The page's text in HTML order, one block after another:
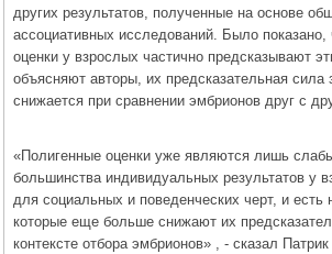
других результатов, полученные на основе
ассоциативных исследований. Было показано,
оценки у взрослых частично предсказывают
объясняют авторы, их предсказательная сила
снижается при сравнении эмбрионов друг с
«Полигенные оценки уже являются лишь
большинства индивидуальных результатов у
для социальных и поведенческих черт, и есть
которые еще больше снижают их
контексте отбора эмбрионов» , - сказал